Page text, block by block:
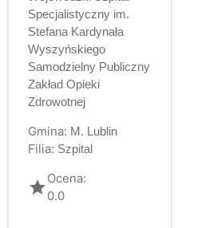
Specjalistyczny im.
Stefana Kardynała
Wyszyńskiego
Samodzielny Publiczny
Zakład Opieki
Zdrowotnej
Gmina: M. Lublin
Filia: Szpital
gradeOcena:
0.0